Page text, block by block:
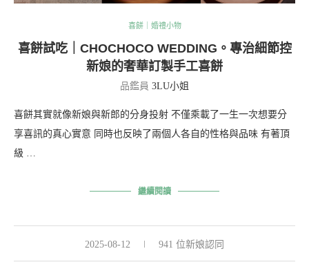
喜餅｜婚禮小物
喜餅試吃｜CHOCHOCO WEDDING。專治細節控
新娘的奢華訂製手工喜餅
品鑑員 3LU小姐
喜餅其實就像新娘與新郎的分身投射 不僅乘載了一生一次想要分
享喜訊的真心實意 同時也反映了兩個人各自的性格與品味 有著頂
級 …
繼續閱讀
2025-08-12 941 位新娘認同